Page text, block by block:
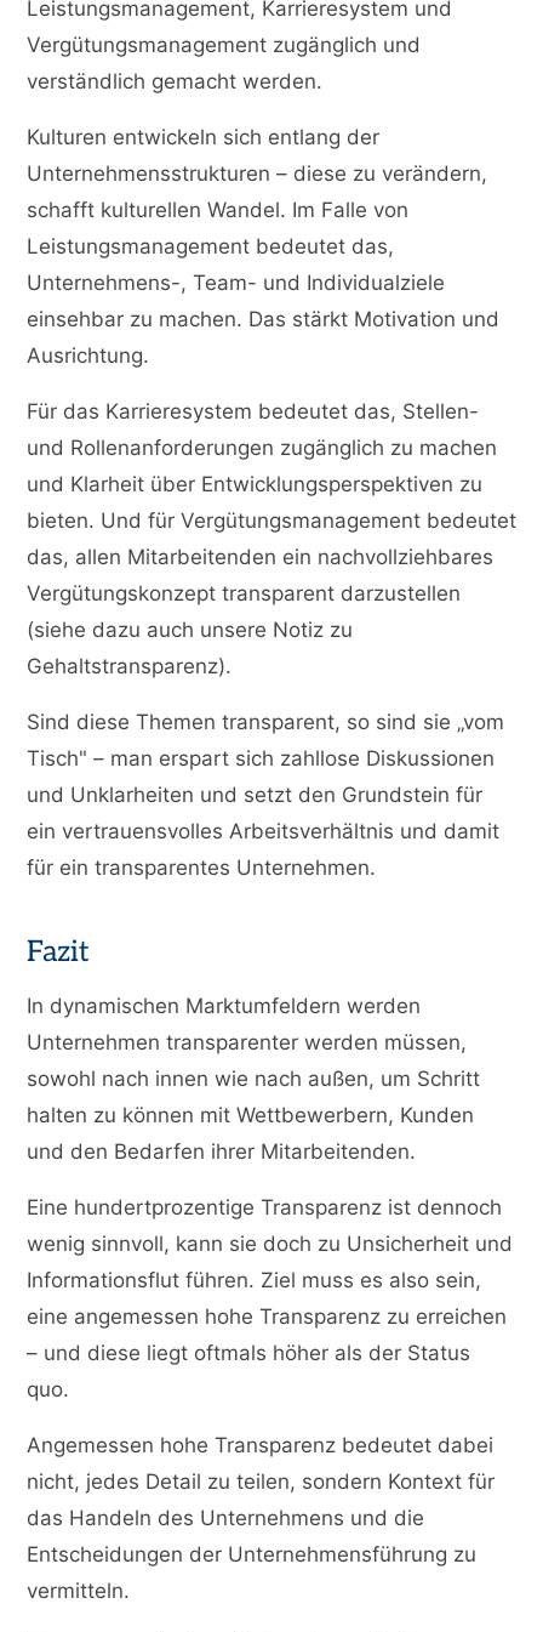
Leistungsmanagement, Karrieresystem und
Vergütungsmanagement zugänglich und
verständlich gemacht werden.
Kulturen entwickeln sich entlang der
Unternehmensstrukturen – diese zu verändern,
schafft kulturellen Wandel. Im Falle von
Leistungsmanagement bedeutet das,
Unternehmens-, Team- und Individualziele
einsehbar zu machen. Das stärkt Motivation und
Ausrichtung.
Für das Karrieresystem bedeutet das, Stellen-
und Rollenanforderungen zugänglich zu machen
und Klarheit über Entwicklungsperspektiven zu
bieten. Und für Vergütungsmanagement bedeutet
das, allen Mitarbeitenden ein nachvollziehbares
Vergütungskonzept transparent darzustellen
(siehe dazu auch unsere Notiz zu
Gehaltstransparenz).
Sind diese Themen transparent, so sind sie „vom
Tisch" – man erspart sich zahllose Diskussionen
und Unklarheiten und setzt den Grundstein für
ein vertrauensvolles Arbeitsverhältnis und damit
für ein transparentes Unternehmen.
Fazit
In dynamischen Marktumfeldern werden
Unternehmen transparenter werden müssen,
sowohl nach innen wie nach außen, um Schritt
halten zu können mit Wettbewerbern, Kunden
und den Bedarfen ihrer Mitarbeitenden.
Eine hundertprozentige Transparenz ist dennoch
wenig sinnvoll, kann sie doch zu Unsicherheit und
Informationsflut führen. Ziel muss es also sein,
eine angemessen hohe Transparenz zu erreichen
– und diese liegt oftmals höher als der Status
quo.
Angemessen hohe Transparenz bedeutet dabei
nicht, jedes Detail zu teilen, sondern Kontext für
das Handeln des Unternehmens und die
Entscheidungen der Unternehmensführung zu
vermitteln.